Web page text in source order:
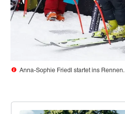
Anna-Sophie Friedl startet ins Rennen.